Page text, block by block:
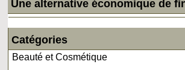
Une alternative économique de
Catégories
Beauté et Cosmétique